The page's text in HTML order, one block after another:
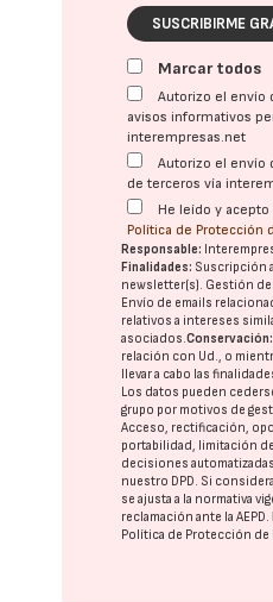
SUSCRIBIRME
Marcar todos
Autorizo el envío
avisos informativos
interempresas.net
Autorizo el envío
de terceros vía
He leído y
Política de Protección
Responsable:
Finalidades: Suscripción
newsletter(s). Gestión de
Envío de emails
relativos a intereses
asociados.Conservación:
relación con Ud., o
llevar a cabo las
Los datos pueden
grupo por motivos de
Acceso, rectificación,
portabilidad, limitación
decisiones
nuestro DPD . Si
se ajusta a la normativa
reclamación ante laAEPD .
Política de Protección de